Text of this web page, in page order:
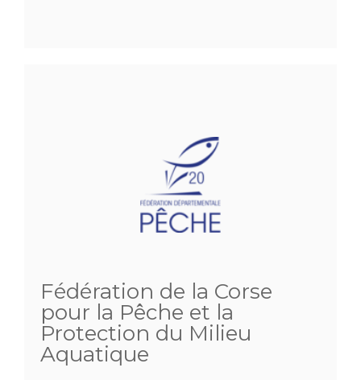
Fédération de la Corse
pour la Pêche et la
Protection du Milieu
Aquatique